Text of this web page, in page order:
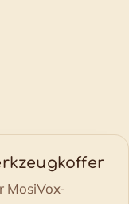
MosiVox-